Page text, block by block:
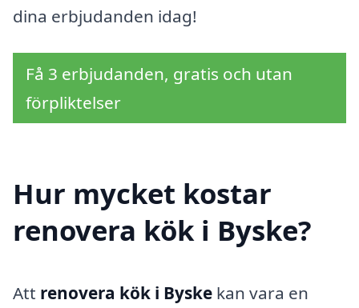
dina erbjudanden idag!
Få 3 erbjudanden, gratis och utan
förpliktelser
Hur mycket kostar
renovera kök i Byske?
Att renovera kök i Byske kan vara en